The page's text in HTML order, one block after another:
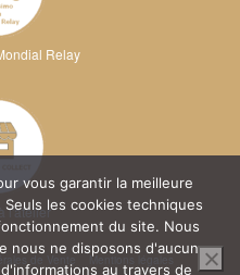
Relay
l'atelier
de Vente Mentions légales
vous garantir la meilleure
les cookies techniques
du site. Nous
nous ne disposons d'aucun
au travers de